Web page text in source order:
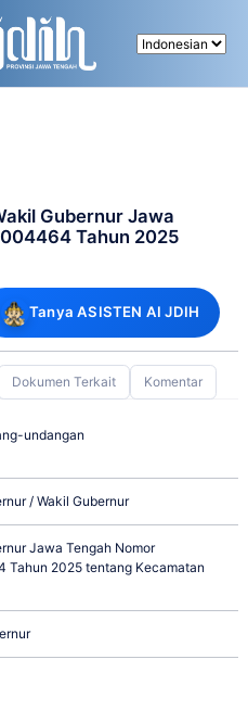
Gubernur Jawa
Tahun 2025
Tanya ASISTEN AI JDIH
Dokumen Terkait Komentar
undangan
/ Wakil Gubernur
Jawa Tengah Nomor
2025 tentang Kecamatan